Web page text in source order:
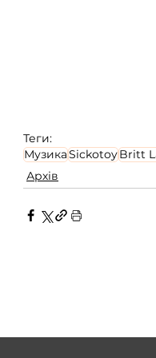
Теги:
МузикаSickotoyBritt
Архів